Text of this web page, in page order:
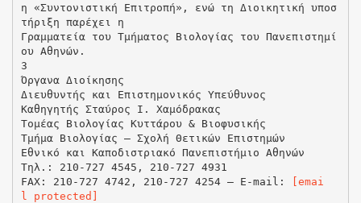
η «Συντονιστική Επιτροπή», ενώ τη Διοικητική υποσ
τήριξη παρέχει η
Γραμματεία του Τμήματος Βιολογίας του Πανεπιστημί
ου Αθηνών.
3
Όργανα Διοίκησης
Διευθυντής και Επιστημονικός Υπεύθυνος
Καθηγητής Σταύρος Ι. Χαμόδρακας
Τομέας Βιολογίας Κυττάρου & Βιοφυσικής
Τμήμα Βιολογίας – Σχολή Θετικών Επιστημών
Εθνικό και Καποδιστριακό Πανεπιστήμιο Αθηνών
Τηλ.: 210-727 4545, 210-727 4931
FAX: 210-727 4742, 210-727 4254 – E-mail:
[emai
l protected]